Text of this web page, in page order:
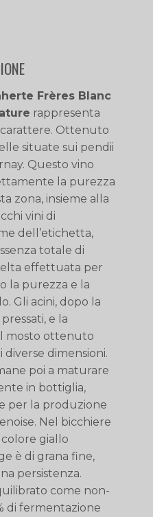
Frères Blanc
rappresenta
Ottenuto
situate sui pendii
Questo vino
la purezza
zona, insieme alla
vini di
dell’etichetta,
totale di
effettuata per
la purezza e la
Gli acini, dopo la
e la
mosto ottenuto
dimensioni.
poi a maturare
in bottiglia,
per la produzione
Nel bicchiere
giallo
è di grana fine,
persistenza.
come non-
di fermentazione